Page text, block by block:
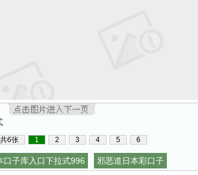
共6张 1 2 3 4 5 6
口子库入口下拉式996 邪恶道日本彩口子